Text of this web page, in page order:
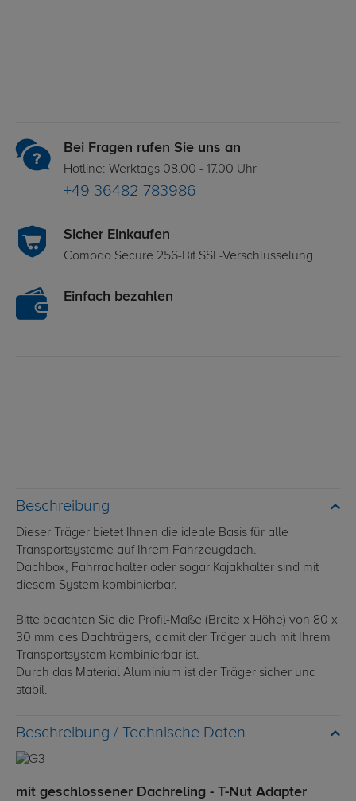
Bei Fragen rufen Sie uns an
Hotline: Werktags 08.00 - 17.00 Uhr
+49 36482 783986
Sicher Einkaufen
Comodo Secure 256-Bit SSL-Verschlüsselung
Einfach bezahlen
Beschreibung
Dieser Träger bietet Ihnen die ideale Basis für alle
Transportsysteme auf Ihrem Fahrzeugdach.
Dachbox, Fahrradhalter oder sogar Kajakhalter sind mit
diesem System kombinierbar.
Bitte beachten Sie die Profil-Maße (Breite x Höhe) von 80 x
30 mm des Dachträgers, damit der Träger auch mit Ihrem
Transportsystem kombinierbar ist.
Durch das Material Aluminium ist der Träger sicher und
stabil.
Technische Daten
mit geschlossener Dachreling - T-Nut Adapter